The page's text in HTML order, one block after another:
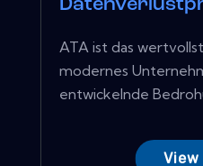
ATA ist das
modernes
entwickelnde
View